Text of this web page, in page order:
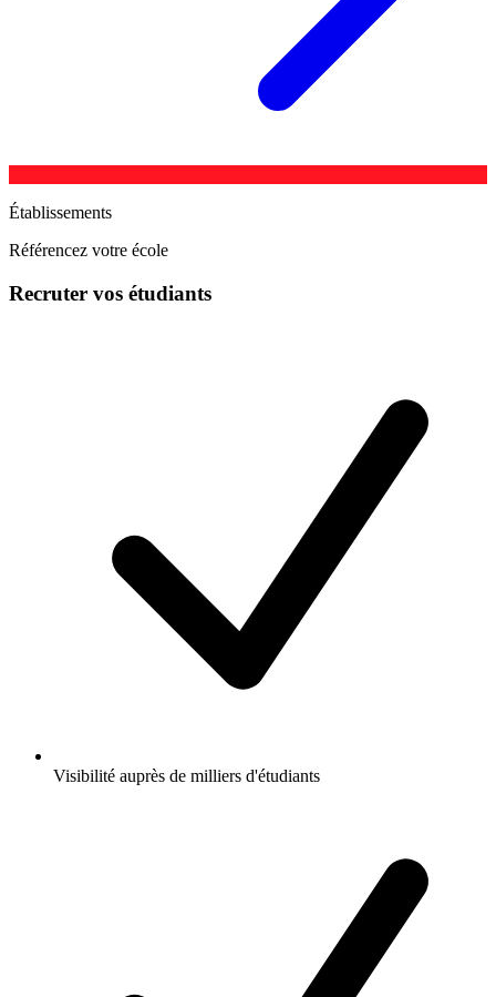
Établissements
Référencez votre école
Recruter vos étudiants
Visibilité auprès de milliers d'étudiants